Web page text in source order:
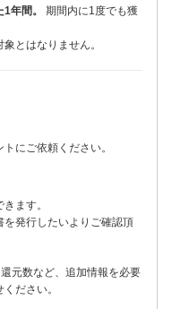
年間。
期間内に1度でも獲
とはなりません。
にご依頼ください。
ます。
を発行したいよりご確認頂
元数など、追加情報を必要
ださい。